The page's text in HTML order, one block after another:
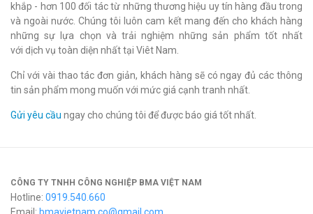
khắp - hơn 100 đối tác từ những thương hiệu uy tín hàng đầu trong
và ngoài nước. Chúng tôi luôn cam kết mang đến cho khách hàng
những sự lựa chọn và trải nghiệm những sản phẩm tốt nhất
với dịch vụ toàn diện nhất tại Viêt Nam.
Chỉ với vài thao tác đơn giản, khách hàng sẽ có ngay đủ các thông
tin sản phẩm mong muốn với mức giá cạnh tranh nhất.
Gửi yêu cầu ngay cho chúng tôi để được báo giá tốt nhất.
CÔNG TY TNHH CÔNG NGHIỆP BMA VIỆT NAM
Hotline: 0919.540.660